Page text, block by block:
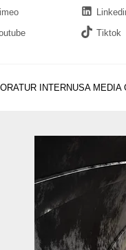
Tiktok
INTERNUSA MEDIA